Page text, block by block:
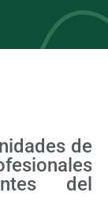
de
del